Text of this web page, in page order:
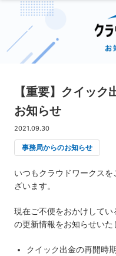
【重要】クイッ
お知らせ
2021.09.30
事務局からのお知らせ
いつもクラウドワークス
ざいます。
現在ご不便をおかけして
の更新情報をお知らせいた
クイック出金の再開時